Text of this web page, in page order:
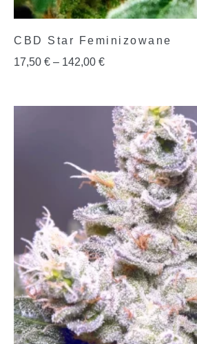
CBD Star Feminizowane
17,50 € – 142,00 €